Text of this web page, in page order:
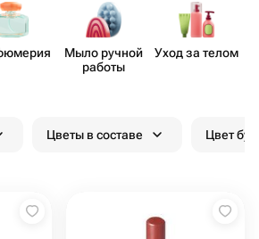
Мыло ручной
работы
Уход за телом
Цветы в составе Цвет